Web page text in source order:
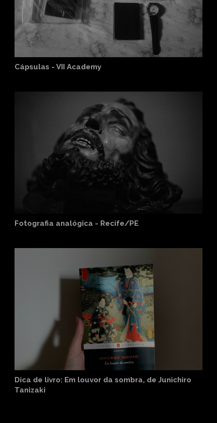
Cápsulas - VII Academy
Fotografia analógica - Recife/PE
Dica de livro: Em louvor da sombra, de Junichiro
Tanizaki